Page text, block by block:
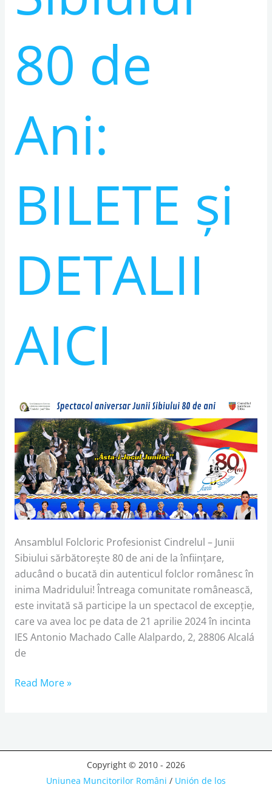
80 de
Ani:
BILETE și
DETALII
AICI
Ansamblul Folcloric Profesionist Cindrelul – Junii
Sibiului sărbătorește 80 de ani de la înființare,
aducând o bucată din autenticul folclor românesc în
inima Madridului! Întreaga comunitate românească,
este invitată să participe la un spectacol de excepție,
care va avea loc pe data de 21 aprilie 2024 în incinta
IES Antonio Machado Calle Alalpardo, 2, 28806 Alcalá
de
Read More »
Copyright © 2010 - 2026
Uniunea Muncitorilor Români / Unión de los